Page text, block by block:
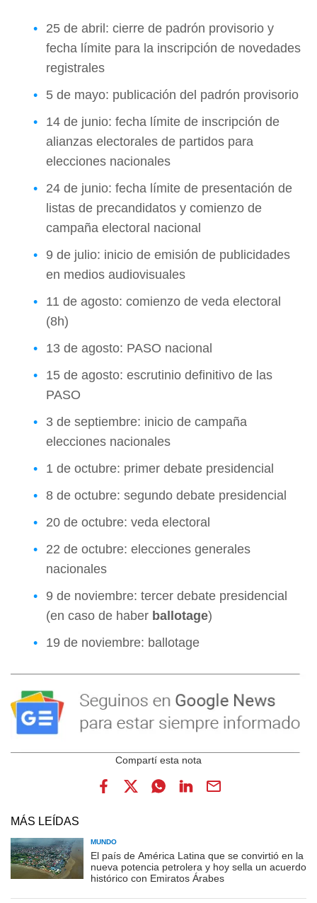
25 de abril: cierre de padrón provisorio y
fecha límite para la inscripción de novedades
registrales
5 de mayo: publicación del padrón provisorio
14 de junio: fecha límite de inscripción de
alianzas electorales de partidos para
elecciones nacionales
24 de junio: fecha límite de presentación de
listas de precandidatos y comienzo de
campaña electoral nacional
9 de julio: inicio de emisión de publicidades
en medios audiovisuales
11 de agosto: comienzo de veda electoral
(8h)
13 de agosto: PASO nacional
15 de agosto: escrutinio definitivo de las
PASO
3 de septiembre: inicio de campaña
elecciones nacionales
1 de octubre: primer debate presidencial
8 de octubre: segundo debate presidencial
20 de octubre: veda electoral
22 de octubre: elecciones generales
nacionales
9 de noviembre: tercer debate presidencial
(en caso de haber ballotage)
19 de noviembre: ballotage
MÁS LEÍDAS
MUNDO
El país de América Latina que se convirtió en la
nueva potencia petrolera y hoy sella un acuerdo
histórico con Emiratos Árabes